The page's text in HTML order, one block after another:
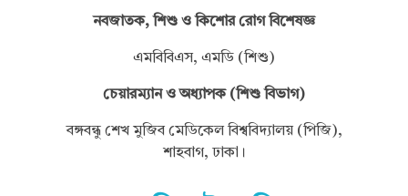
নবজাতক, শিশু ও কিশোর রোগ বিশেষজ্ঞ
এমবিবিএস, এমডি (শিশু)
চেয়ারম্যান ও অধ্যাপক (শিশু বিভাগ)
বঙ্গবন্ধু শেখ মুজিব মেডিকেল বিশ্ববিদ্যালয় (পিজি),
শাহবাগ, ঢাকা।